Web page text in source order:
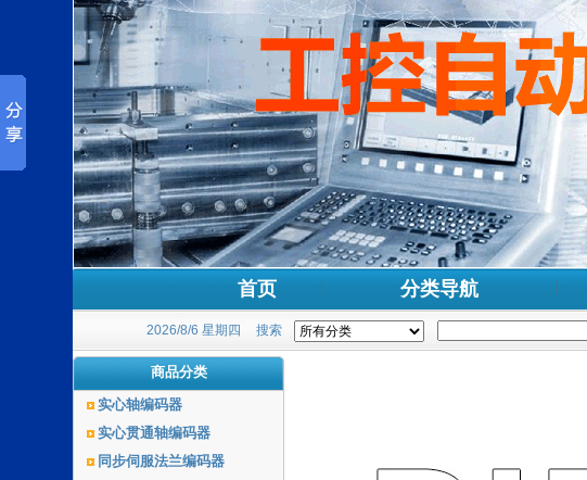
首页 分类导航
2026/8/6 星期四 搜索
商品分类
实心轴编码器
实心贯通轴编码器
同步伺服法兰编码器